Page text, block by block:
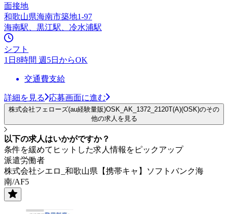
面接地
和歌山県海南市築地1-97
海南駅、黒江駅、冷水浦駅
シフト
1日8時間 週5日からOK
交通費支給
詳細を見る 応募画面に進む
株式会社フェローズ(au経験量販)OSK_AK_1372_2120T(A)(OSK)のその
他の求人を見る
以下の求人はいかがですか？
条件を緩めてヒットした求人情報をピックアップ
派遣労働者
株式会社シエロ_和歌山県【携帯キャ】ソフトバンク海
南/AF5